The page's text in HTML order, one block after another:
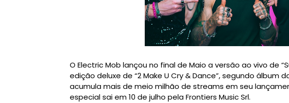
O Electric Mob lançou no final de Maio a versão ao vivo de
edição deluxe de “2 Make U Cry & Dance”, segundo álbum
acumula mais de meio milhão de streams em seu
especial sai em 10 de julho pela Frontiers Music Srl.